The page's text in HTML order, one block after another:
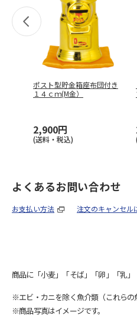
ポスト型貯金箱座布団付き
１４ｃｍ(M金）
2,900円
(送料・税込)
よくあるお問い合わせ
お支払い方法 注文のキャンセル
商品に「小麦」「そば」「卵」「乳
※エビ・カニを除く魚介類（これらの
※商品写真はイメージです。